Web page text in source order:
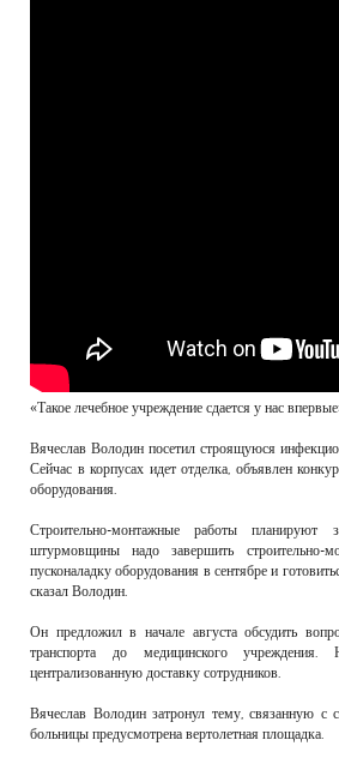
«Такое лечебное учреждение сдается у нас
Вячеслав Володин посетил строящуюся
Сейчас в корпусах идет отделка, объявлен
оборудования.
Строительно-монтажные работы
штурмовщины надо завершить строительно-
пусконаладку оборудования в сентябре и
сказал Володин.
Он предложил в начале августа обсудить
транспорта до медицинского учреждения.
централизованную доставку сотрудников.
Вячеслав Володин затронул тему, связанную с
больницы предусмотрена вертолетная площадка.